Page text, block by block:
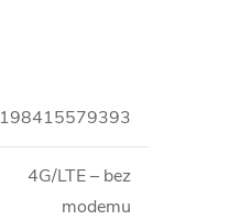
198415579393
4G/LTE – bez
modemu